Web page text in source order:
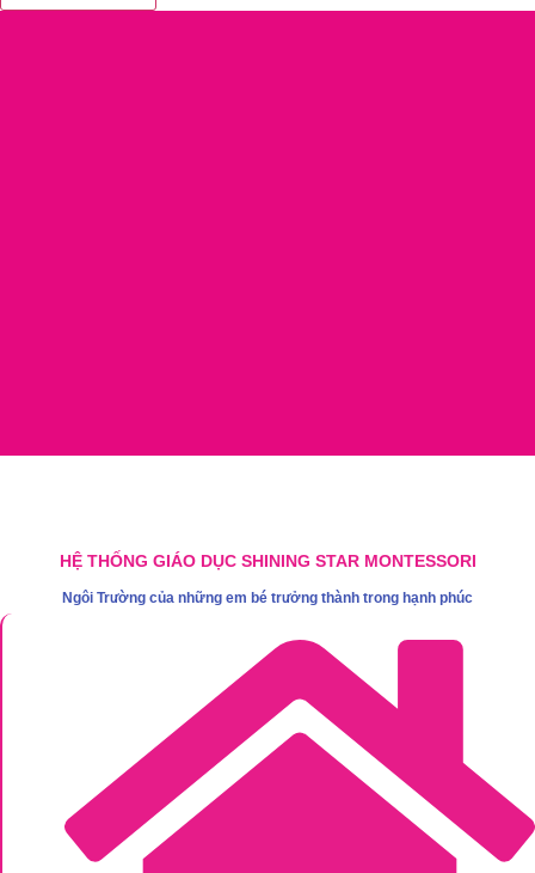
HỆ THỐNG GIÁO DỤC SHINING STAR MONTESSORI
Ngôi Trường của những em bé trưởng thành trong hạnh phúc